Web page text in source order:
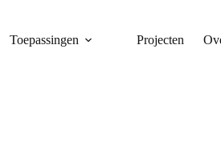
Toepassingen Projecten